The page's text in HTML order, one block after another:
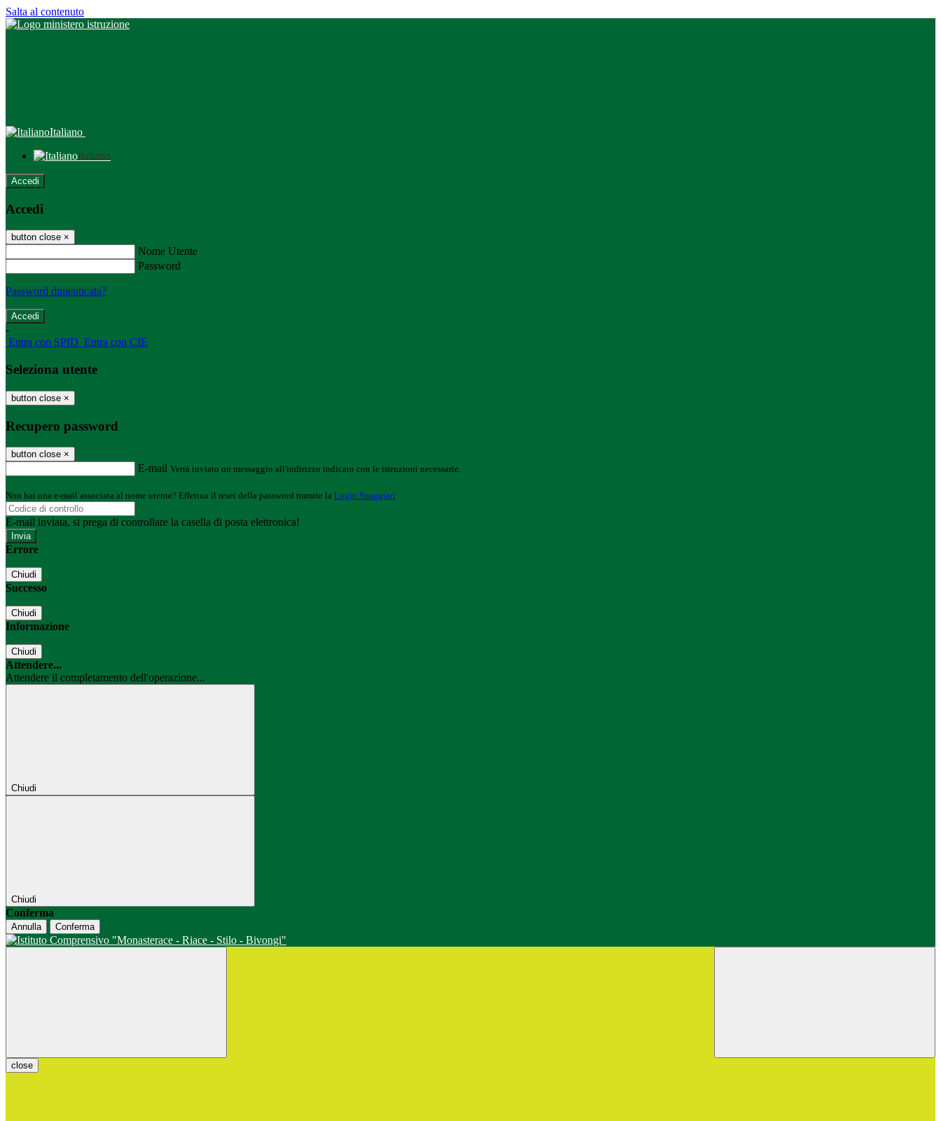
Salta al contenuto
Italiano
Italiano
Accedi
Accedi
button close ×
Nome Utente
Password
Password dimenticata?
-
Entra con SPID Entra con CIE
Seleziona utente
button close ×
Recupero password
button close ×
E-mail Verrà inviato un messaggio all'indirizzo indicato con le istruzioni necessarie.
Non hai una e-mail associata al nome utente? Effettua il reset della password tramite la Login Spaggiari
E-mail inviata, si prega di controllare la casella di posta elettronica!
Errore
Chiudi
Successo
Chiudi
Informazione
Chiudi
Attendere...
Attendere il completamento dell'operazione...
Chiudi
Chiudi
Conferma
Annulla Conferma
close